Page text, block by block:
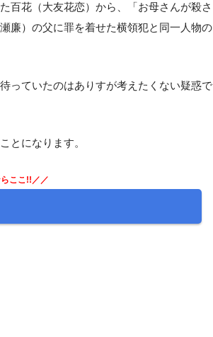
百花（大友花恋）から、「お母さんが殺さ
廉）の父に罪を着せた横領犯と同一人物の
っていたのはありすが考えたくない疑惑で
とになります。
ここ!!／／